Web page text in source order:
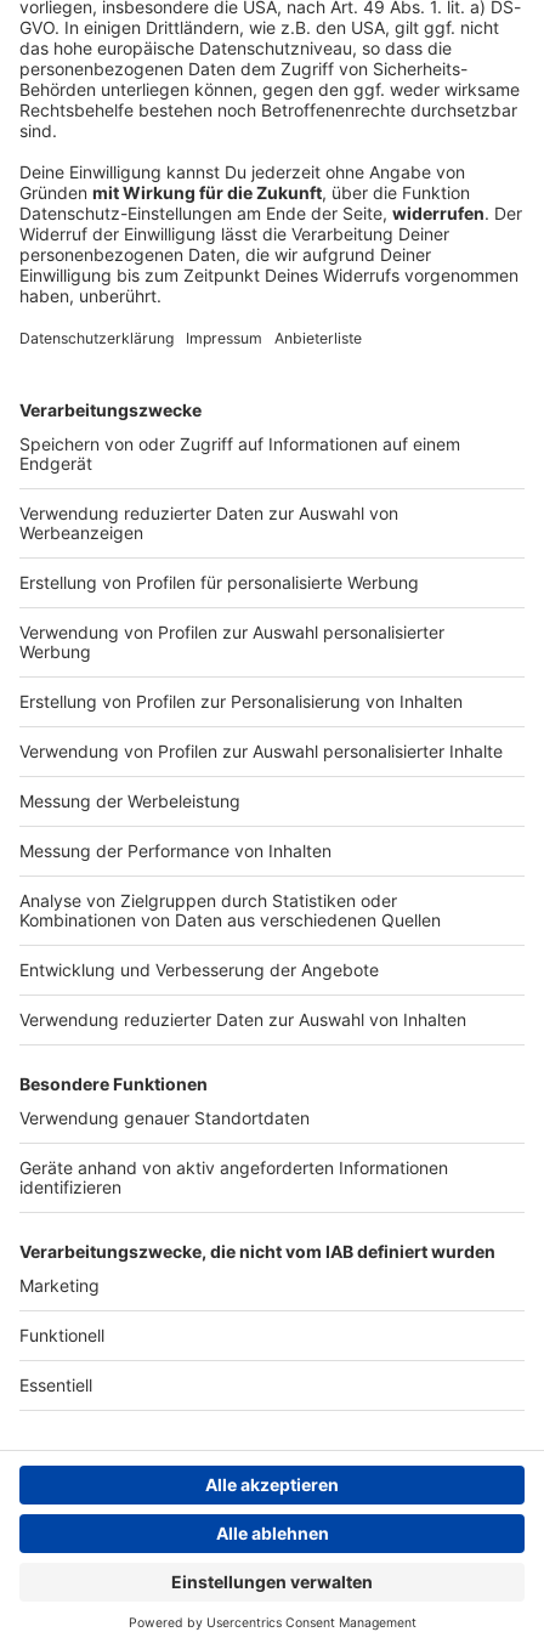
Autor vor einem
Langstreckenflug
zusammen und landet erst
in der Notaufnahmen und
psychosomatischen Klinik.
Dort werden ihm die
Auswirkungen seiner
traumatischen Kindheit
bewusst.
10.07.2026 02:00 / 1h 3min
Am 29. Juni 2024 bricht der bekannte Influencer
und Autor vor einem Langstreckenflug
zusammen und landet erst in der Notaufnahmen
und Monate später in einer psychosomatischen
10.07.2026 02:00 / 1h 3min
Impressum
Nutzungsbedingungen
Jobs
Presse
Werben
Archiv
ANTENNE BAYERN GROUP
Stiftung ANTENNE BAYERN
hilft
Teilnahmebedingungen
Grounding Page ANTENNE
BAYERN
Kontakt
Studio-Hotline
Verkehrs-Hotline
Datenschutz­erklärung
einstellungen
Persönliche Datenkontrolle
Newsletter
ANTENNE BAYERN Live